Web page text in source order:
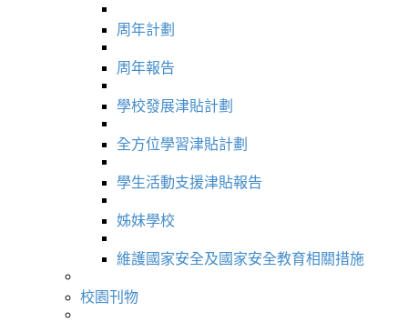
周年計劃
周年報告
學校發展津貼計劃
全方位學習津貼計劃
學生活動支援津貼報告
姊妹學校
維護國家安全及國家安全教育相關措施
校園刊物